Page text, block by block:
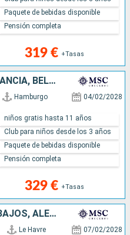
319 € +Tasas
Paquete de bebidas disponible
Pensión completa
ALEMANIA, REINO UNIDO, FRANCIA, BÉLGICA, PAISES BAJOS
Hamburgo 04/02/2028
329 € +Tasas
niños gratis hasta 11 años
Club para niños desde los 3 años
Paquete de bebidas disponible
Pensión completa
FRANCIA, BÉLGICA, PAISES BAJOS, ALEMANIA, REINO UNIDO
Le Havre 07/02/2028